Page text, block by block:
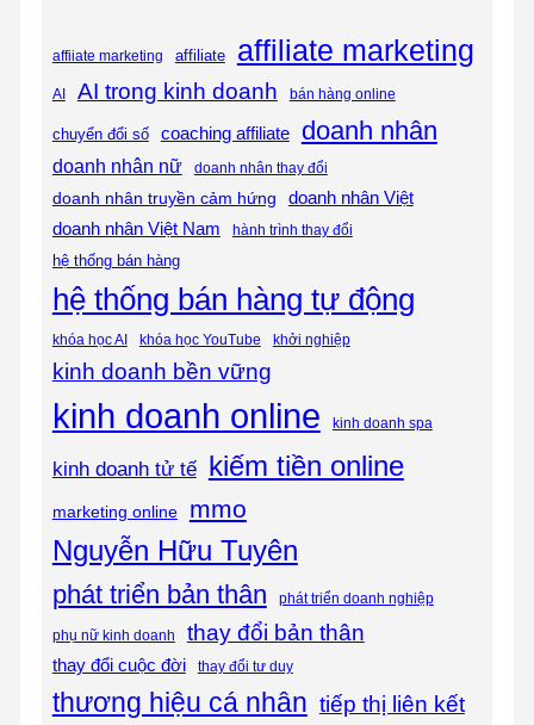
affiiate marketing affiliate affiliate marketing
AI AI trong kinh doanh bán hàng online
chuyển đổi số coaching affiliate doanh nhân
doanh nhân nữ doanh nhân thay đổi
doanh nhân truyền cảm hứng
doanh nhân Việt
doanh nhân Việt Nam
hành trình thay đổi
hệ thống bán hàng
hệ thống bán hàng tự động
khóa học AI khóa học YouTube khởi nghiệp
kinh doanh bền vững
kinh doanh online kinh doanh spa
kinh doanh tử tế kiếm tiền online
marketing online mmo
Nguyễn Hữu Tuyên
phát triển bản thân phát triển doanh nghiệp
phụ nữ kinh doanh thay đổi bản thân
thay đổi cuộc đời thay đổi tư duy
thương hiệu cá nhân tiếp thị liên kết